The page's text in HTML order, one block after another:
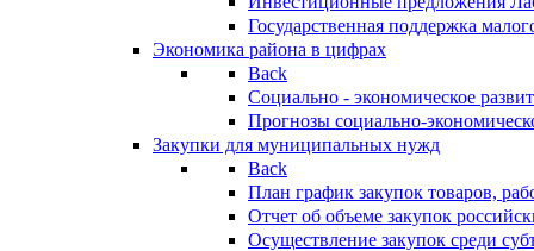
Государственная поддержка
Экономика района в цифрах
Back
Социально - экономическое
Прогнозы социально-
Закупки для муниципальных нужд
Back
План график закупок товаров,
Отчет об объеме закупок
Осуществление закупок среди